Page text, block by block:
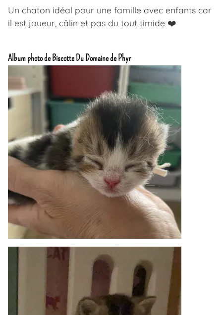
Un chaton idéal pour une famille avec enfants car
il est joueur, câlin et pas du tout timide ❤️
Album photo de Biscotte Du Domaine de Phyr